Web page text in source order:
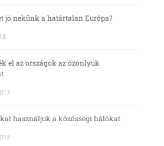
jó nekünk a határtalan Európa?
el az országok az ózonlyuk
használjuk a közösségi hálókat